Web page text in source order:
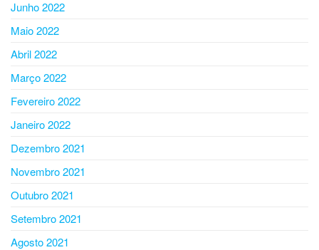
Junho 2022
Maio 2022
Abril 2022
Março 2022
Fevereiro 2022
Janeiro 2022
Dezembro 2021
Novembro 2021
Outubro 2021
Setembro 2021
Agosto 2021